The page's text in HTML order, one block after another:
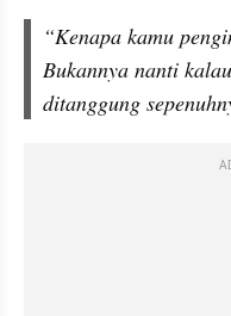
“Kenapa kamu
Bukannya nanti
ditanggung